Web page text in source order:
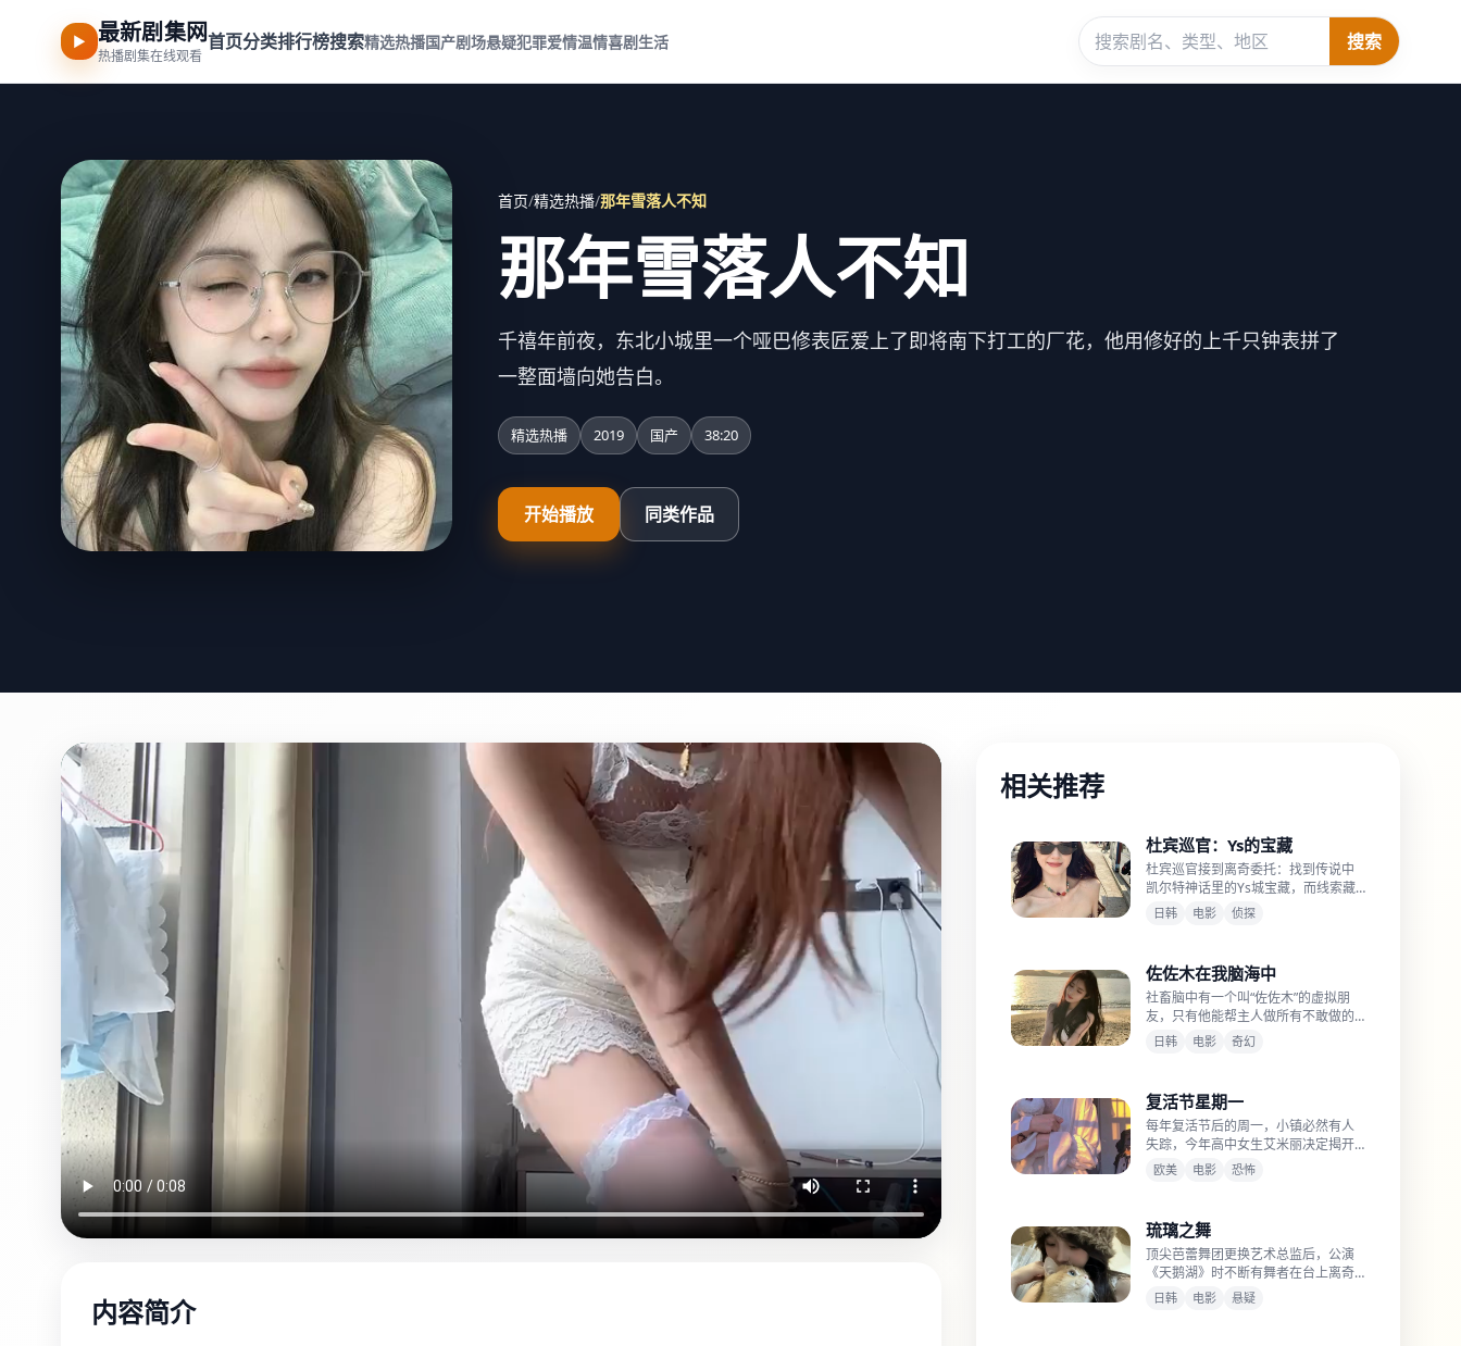
▶ 最新剧集网
热播剧集在线观看
首页分类排行榜搜索精选热播国产剧场悬疑犯罪爱情温情喜剧生活 搜索
首页/精选热播/那年雪落人不知
那年雪落人不知
千禧年前夜，东北小城里一个哑巴修表匠爱上了即将南下打工的厂花，他用修好的上千只钟表拼了
一整面墙向她告白。
精选热播 2019 国产 38:20
开始播放 同类作品
内容简介
相关推荐
杜宾巡官：Ys的宝藏
杜宾巡官接到离奇委托：找到传说中
凯尔特神话里的Ys城宝藏，而线索藏
在巴黎的下水道里。
日韩 电影 侦探
佐佐木在我脑海中
社畜脑中有一个叫“佐佐木”的虚拟朋
友，只有他能帮主人做所有不敢做的
决定。
日韩 电影 奇幻
复活节星期一
每年复活节后的周一，小镇必然有人
失踪，今年高中女生艾米丽决定揭开
“复活节兔子”的真面目。
欧美 电影 恐怖
琉璃之舞
顶尖芭蕾舞团更换艺术总监后，公演
《天鹅湖》时不断有舞者在台上离奇
“碎”成琉璃状。
日韩 电影 悬疑